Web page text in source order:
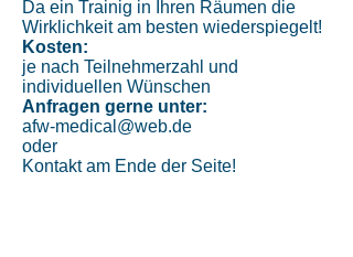
Da ein Trainig in Ihren Räumen die
Wirklichkeit am besten wiederspiegelt!
Kosten:
je nach Teilnehmerzahl und
individuellen Wünschen
Anfragen gerne unter:
afw-medical@web.de
oder
Kontakt am Ende der Seite!